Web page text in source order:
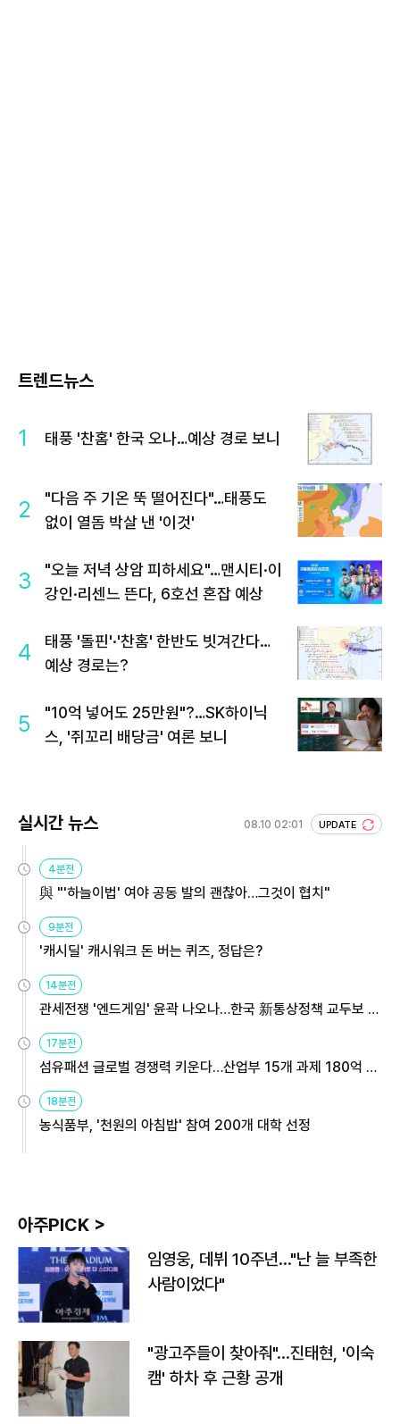
트렌드뉴스
1 태풍 '찬홈' 한국 오나…예상 경로 보니
2
"다음 주 기온 뚝 떨어진다"…태풍도
없이 열돔 박살 낸 '이것'
3
"오늘 저녁 상암 피하세요"…맨시티·이
강인·리센느 뜬다, 6호선 혼잡 예상
4
태풍 '돌핀'·'찬홈' 한반도 빗겨간다…
예상 경로는?
5
"10억 넣어도 25만원"?…SK하이닉
스, '쥐꼬리 배당금' 여론 보니
실시간 뉴스 08.10 02:01 UPDATE
4분전
與 "'하늘이법' 여야 공동 발의 괜찮아…그것이 협치"
9분전
'캐시딜' 캐시워크 돈 버는 퀴즈, 정답은?
14분전
관세전쟁 '엔드게임' 윤곽 나오나…한국 新통상정책 교두보 활
17분전
섬유패션 글로벌 경쟁력 키운다…산업부 15개 과제 180억 지
18분전
농식품부, '천원의 아침밥' 참여 200개 대학 선정
아주PICK >
임영웅, 데뷔 10주년…"난 늘 부족한
사람이었다"
"광고주들이 찾아줘"…진태현, '이숙
캠' 하차 후 근황 공개